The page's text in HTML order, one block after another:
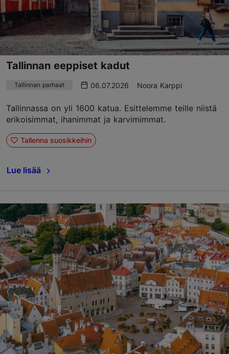
Tallinnan eeppiset kadut
Tallinnan parhaat 06.07.2026 Noora Karppi
Tallinnassa on yli 1600 katua. Esittelemme teille niistä
erikoisimmat, ihanimmat ja karvimimmat.
Tallenna suosikkeihin
Lue lisää